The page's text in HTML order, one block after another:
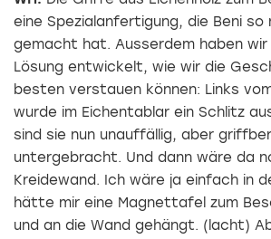
eine Spezialanfertigung, die Beni so
gemacht hat. Ausserdem haben wir
Lösung entwickelt, wie wir die
besten verstauen können: Links
wurde im Eichentablar ein Schlitz
sind sie nun unauffällig, aber
untergebracht. Und dann wäre da
Kreidewand. Ich wäre ja einfach in
hätte mir eine Magnettafel zum
und an die Wand gehängt. (lacht)